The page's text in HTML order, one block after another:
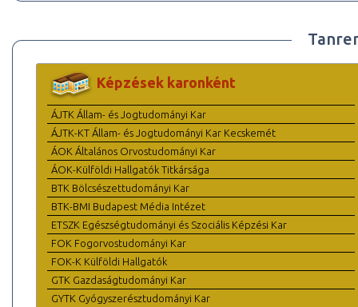
Képzések karonként
ÁJTK Állam- és Jogtudományi Kar
ÁJTK-KT Állam- és Jogtudományi Kar Kecskemét
ÁOK Általános Orvostudományi Kar
ÁOK-Külföldi Hallgatók Titkársága
BTK Bölcsészettudományi Kar
BTK-BMI Budapest Média Intézet
ETSZK Egészségtudományi és Szociális Képzési Kar
FOK Fogorvostudományi Kar
FOK-K Külföldi Hallgatók
GTK Gazdaságtudományi Kar
GYTK Gyógyszerésztudományi Kar